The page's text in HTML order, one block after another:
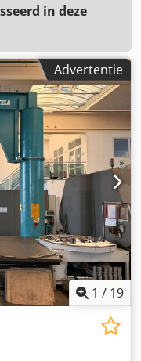
in deze
Advertentie
1 / 19